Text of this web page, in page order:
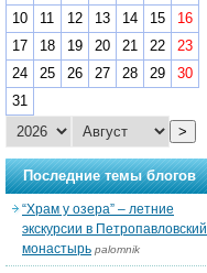
10
11 12 13 14 15
16
17
18 19 20 21 22
23
24
25 26 27 28 29
30
31
>
Последние темы блогов
“Храм у озера” – летние
экскурсии в Петропавловский
монастырь palomnik